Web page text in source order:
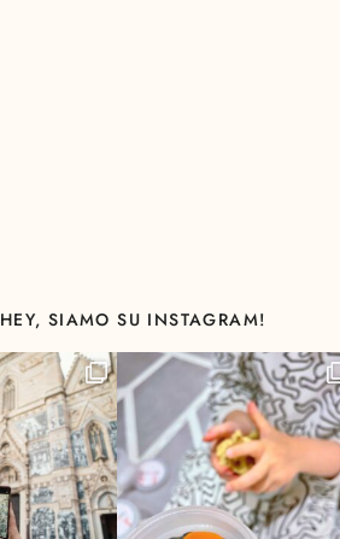
HEY, SIAMO SU INSTAGRAM!